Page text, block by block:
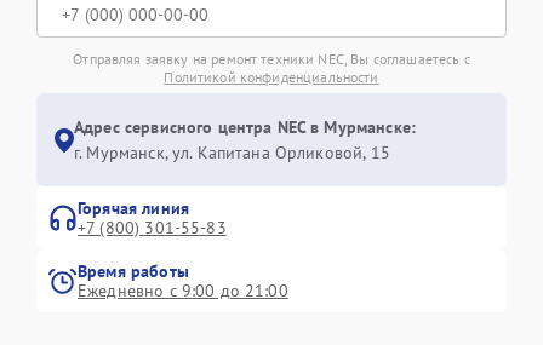
Отправляя заявку на ремонт техники NEC, Вы соглашаетесь с
Политикой конфиденциальности
Адрес сервисного центра NEC в Мурманске:
г. Мурманск, ул. Капитана Орликовой, 15
Горячая линия
+7 (800) 301-55-83
Время работы
Ежедневно с 9:00 до 21:00